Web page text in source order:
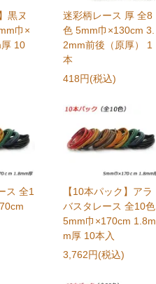
黒ヌ
巾×
10
迷彩柄レース 厚 全8
色 5mm巾×130cm 3.
2mm前後（原厚） 1
本
418円(税込)
ス 全1
【10本パック】アラ
バスタレース 全10色
5mm巾×170cm 1.8m
m厚 10本入
3,762円(税込)